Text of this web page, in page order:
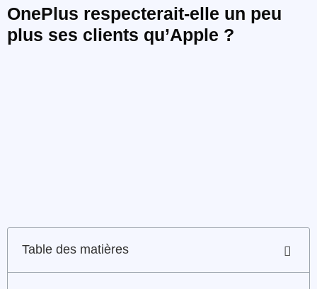
OnePlus respecterait-elle un peu
plus ses clients qu’Apple ?
Table des matières